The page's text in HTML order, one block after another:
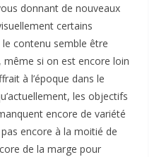
donnant de nouveaux
certains
contenu semble être
même si on est encore loin
à l’époque dans le
les objectifs
encore de variété
encore à la moitié de
de la marge pour